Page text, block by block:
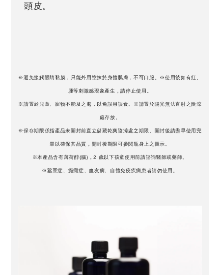
頭皮。
※避免接觸眼睛黏膜，只能外用塗抹於身體肌膚，不可口服。※使用後如有紅、
腫等刺激感現象產生，請停止使用。
※請置於兒童、寵物不能及之處，以免誤用誤食。※請置於陽光無法直射之陰涼
處存放。
※保存期限係指產品未開封前直立儲藏乾爽陰涼處之期限。開封後請盡早使用完
畢以確保其品質，開封後期限可參閱瓶身上之圖示。
※本產品含有薄荷醇(腦)，2 歲以下孩童使用前請諮詢醫師或藥師。
※蠶豆症、癲癇症、血友病、自體免疫疾病患者請勿使用。